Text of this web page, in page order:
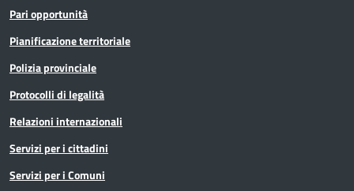
Pari opportunità
Pianificazione territoriale
Polizia provinciale
Protocolli di legalità
Relazioni internazionali
Servizi per i cittadini
Servizi per i Comuni